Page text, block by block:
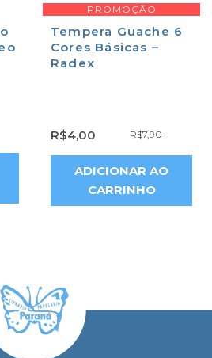
PROMOÇÃO
Tempera Guache 6
Cores Básicas –
Radex
R$7,90
R$4,00
ADICIONAR AO
CARRINHO